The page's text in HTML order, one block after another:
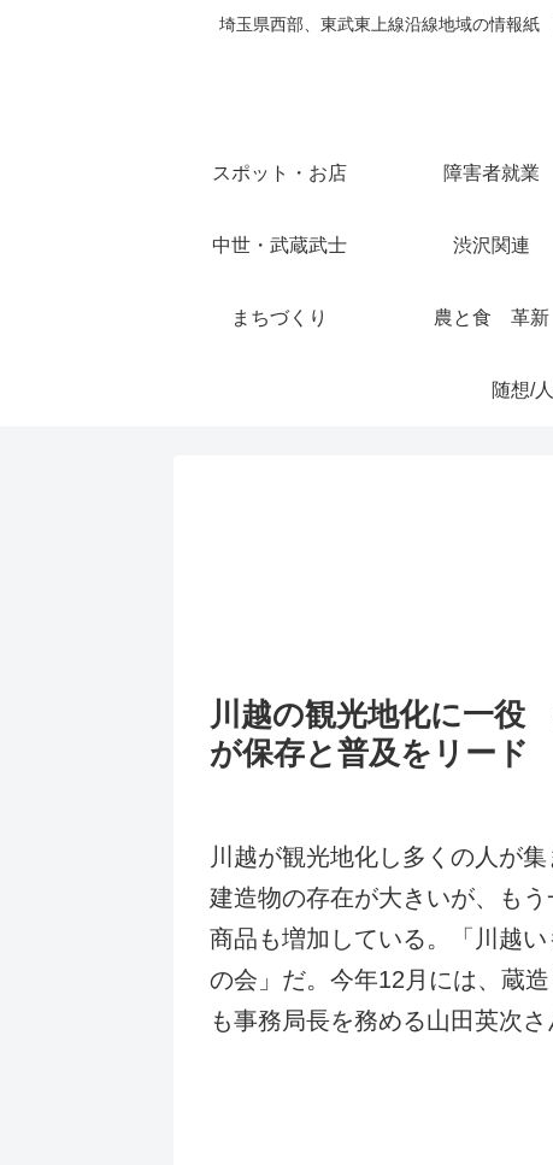
埼玉県西部、東武東上線沿線地域の情報紙
スポット・お店 障害者就業
中世・武蔵武士 渋沢関連
まちづくり 農と食 革新
川越の観光地化に一役
が保存と普及をリード
川越が観光地化し多くの人が
建造物の存在が大きいが、も
商品も増加している。「川越
の会」だ。今年12月には、蔵
も事務局長を務める山田英次